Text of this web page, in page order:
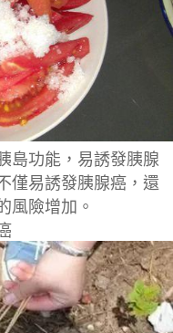
島功能，易誘發胰腺
僅易誘發胰腺癌，還
風險增加。